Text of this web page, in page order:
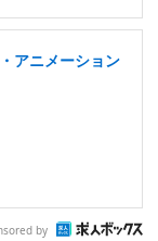
アニメーション
by